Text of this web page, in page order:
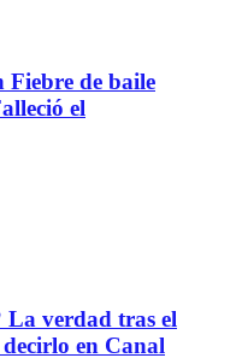
Fiebre de baile
el
La verdad tras el
en Canal